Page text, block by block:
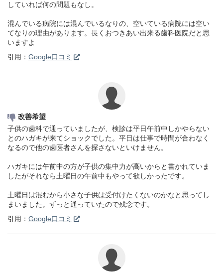
していれば何の問題もなし。
混んでいる病院には混んでいるなりの、空いている病院には空い
てなりの理由があります。長くおつきあい出来る歯科医院だと思
いますよ
引用： Google口コミ
改善希望
子供の歯科で通っていましたが、検診は平日午前中しかやらない
とのハガキが来てショックでした。平日は仕事で時間が合わなく
なるので他の歯医者さんを探さないといけません。
ハガキには午前中の方が子供の集中力が高いからと書かれていま
したがそれなら土曜日の午前中もやって欲しかったです。
土曜日は混むから小さな子供は受付けたくないのかなと思ってし
まいました。ずっと通っていたので残念です。
引用： Google口コミ